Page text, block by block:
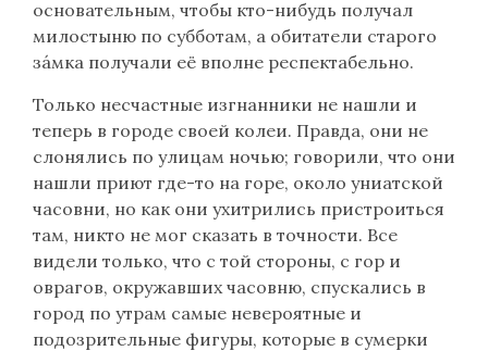
основательным, чтобы кто-нибудь получал
милостыню по субботам, а обитатели старого
зáмка получали её вполне респектабельно.
Только несчастные изгнанники не нашли и
теперь в городе своей колеи. Правда, они не
слонялись по улицам ночью; говорили, что они
нашли приют где-то на горе, около униатской
часовни, но как они ухитрились пристроиться
там, никто не мог сказать в точности. Все
видели только, что с той стороны, с гор и
оврагов, окружавших часовню, спускались в
город по утрам самые невероятные и
подозрительные фигуры, которые в сумерки